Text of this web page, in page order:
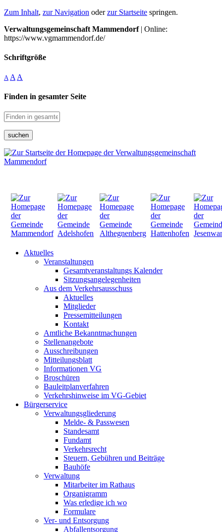
Zum Inhalt, zur Navigation oderzur Startseite springen.
Verwaltungsgemeinschaft Mammendorf| Online:
https://www.vgmammendorf.de/
Schriftgröße
A A A
Finden in gesamter Seite
suchen
Aktuelles
Veranstaltungen
Gesamtveranstaltungs Kalender
Sitzungsangelegenheiten
Aus dem Verkehrsausschuss
Aktuelles
Mitglieder
Pressemitteilungen
Kontakt
Amtliche Bekanntmachungen
Stellenangebote
Ausschreibungen
Mitteilungsblatt
Informationen VG
Broschüren
Bauleitplanverfahren
Verkehrshinweise im VG-Gebiet
Bürgerservice
Verwaltungsgliederung
Melde- & Passwesen
Standesamt
Fundamt
Verkehrsrecht
Steuern, Gebühren und Beiträge
Bauhöfe
Verwaltung
Mitarbeiter im Rathaus
Organigramm
Was erledige ich wo
Formulare
Ver- und Entsorgung
Abfallentsorgung